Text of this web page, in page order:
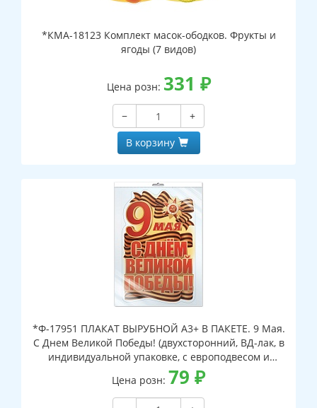
*КМА-18123 Комплект масок-ободков. Фрукты и
ягоды (7 видов)
Цена розн: 331 ₽
−
+
В корзину
*Ф-17951 ПЛАКАТ ВЫРУБНОЙ А3+ В ПАКЕТЕ. 9 Мая.
С Днем Великой Победы! (двухсторонний, ВД-лак, в
индивидуальной упаковке, с европодвесом и
клеевым клапаном)
Цена розн: 79 ₽